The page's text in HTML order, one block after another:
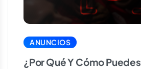
ANUNCIOS
¿Por Qué Y Cómo